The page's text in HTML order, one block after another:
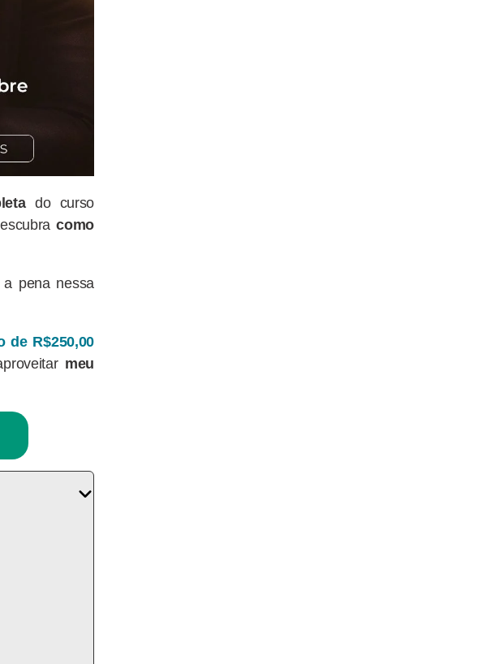
do curso
como
pena nessa
de R$250,00
meu